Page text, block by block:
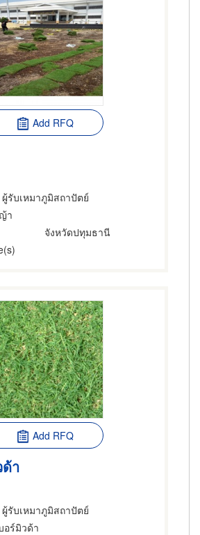
Add RFQ
ผู้รับเหมาภูมิสถาปัตย์
า
จังหวัดปทุมธานี
Add RFQ
า
ผู้รับเหมาภูมิสถาปัตย์
อร์มิวด้า